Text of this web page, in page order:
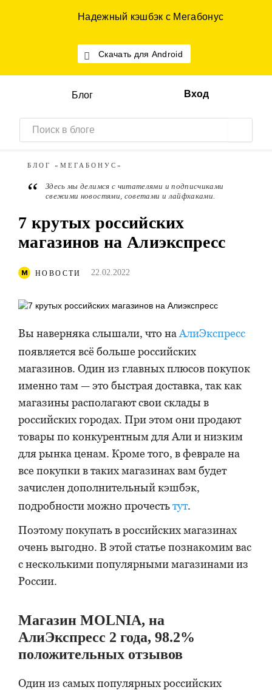
Надежный кэшбэк с Мегабонус
Скачать для Android
Блог Вход
БЛОГ «МЕГАБОНУС»
“
Здесь мы делимся с читателями и подписчиками
свежими новостями, советами и лайфхаками.
7 крутых российских
магазинов на Алиэкспресс
НОВОСТИ 22.02.2022
Вы наверняка слышали, что на АлиЭкспресс
появляется всё больше российских
магазинов. Один из главных плюсов покупок
именно там — это быстрая доставка, так как
магазины располагают свои склады в
российских городах. При этом они продают
товары по конкурентным для Али и низким
для рынка ценам. Кроме того, в феврале на
все покупки в таких магазинах вам будет
зачислен дополнительный кэшбэк,
подробности можно прочестьтут.
Поэтому покупать в российских магазинах
очень выгодно. В этой статье познакомим вас
с несколькими популярными магазинами из
России.
Магазин MOLNIA, на
АлиЭкспресс 2 года, 98.2%
положительных отзывов
Один из самых популярных российских